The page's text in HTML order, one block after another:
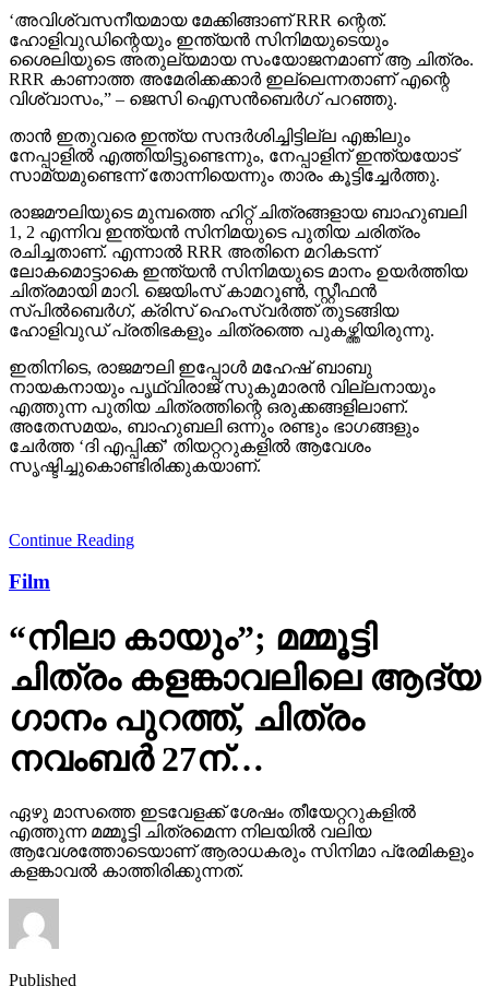
‘അവിശ്വസനീയമായ മേക്കിങ്ങാണ് RRR ന്റെത്.
ഹോളിവുഡിന്റെയും ഇന്ത്യന്‍ സിനിമയുടെയും
ശൈലിയുടെ അതുല്യമായ സംയോജനമാണ് ആ ചിത്രം.
RRR കാണാത്ത അമേരിക്കക്കാര്‍ ഇല്ലെന്നതാണ് എന്റെ
വിശ്വാസം,” – ജെസി ഐസന്‍ബെര്‍ഗ് പറഞ്ഞു.
താന്‍ ഇതുവരെ ഇന്ത്യ സന്ദര്‍ശിച്ചിട്ടില്ല എങ്കിലും
നേപ്പാളില്‍ എത്തിയിട്ടുണ്ടെന്നും, നേപ്പാളിന് ഇന്ത്യയോട്
സാമ്യമുണ്ടെന്ന് തോന്നിയെന്നും താരം കൂട്ടിച്ചേര്‍ത്തു.
രാജമൗലിയുടെ മുമ്പത്തെ ഹിറ്റ് ചിത്രങ്ങളായ ബാഹുബലി
1, 2 എന്നിവ ഇന്ത്യന്‍ സിനിമയുടെ പുതിയ ചരിത്രം
രചിച്ചതാണ്. എന്നാല്‍ RRR അതിനെ മറികടന്ന്
ലോകമൊട്ടാകെ ഇന്ത്യന്‍ സിനിമയുടെ മാനം ഉയര്‍ത്തിയ
ചിത്രമായി മാറി. ജെയിംസ് കാമറൂണ്‍, സ്റ്റീഫന്‍
സ്പില്‍ബെര്‍ഗ്, ക്രിസ് ഹെംസ്വര്‍ത്ത് തുടങ്ങിയ
ഹോളിവുഡ് പ്രതിഭകളും ചിത്രത്തെ പുകഴ്ത്തിയിരുന്നു.
ഇതിനിടെ, രാജമൗലി ഇപ്പോള്‍ മഹേഷ് ബാബു
നായകനായും പൃഥ്വിരാജ് സുകുമാരന്‍ വില്ലനായും
എത്തുന്ന പുതിയ ചിത്രത്തിന്റെ ഒരുക്കങ്ങളിലാണ്.
അതേസമയം, ബാഹുബലി ഒന്നും രണ്ടും ഭാഗങ്ങളും
ചേര്‍ത്ത ‘ദി എപ്പിക്ക്’ തിയറ്ററുകളില്‍ ആവേശം
സൃഷ്ടിച്ചുകൊണ്ടിരിക്കുകയാണ്.
Continue Reading
Film
“നിലാ കായും”; മമ്മൂട്ടി
ചിത്രം കളങ്കാവലിലെ ആദ്യ
ഗാനം പുറത്ത്, ചിത്രം
നവംബർ 27ന്…
ഏഴു മാസത്തെ ഇടവേളക്ക് ശേഷം തീയേറ്ററുകളിൽ
എത്തുന്ന മമ്മൂട്ടി ചിത്രമെന്ന നിലയിൽ വലിയ
ആവേശത്തോടെയാണ് ആരാധകരും സിനിമാ പ്രേമികളും
കളങ്കാവൽ കാത്തിരിക്കുന്നത്.
Published